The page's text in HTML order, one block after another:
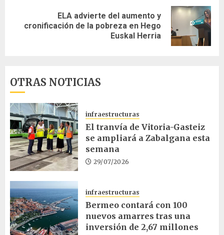
Siguiente
ELA advierte del aumento y
cronificación de la pobreza en Hego
Euskal Herria
OTRAS NOTICIAS
infraestructuras
El tranvía de Vitoria-Gasteiz
se ampliará a Zabalgana esta
semana
29/07/2026
infraestructuras
Bermeo contará con 100
nuevos amarres tras una
inversión de 2,67 millones